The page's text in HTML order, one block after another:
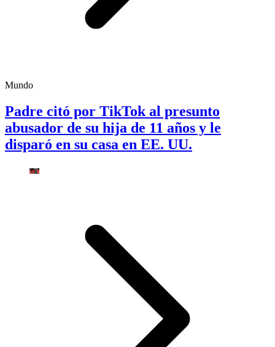
Mundo
Padre citó por TikTok al presunto
abusador de su hija de 11 años y le
disparó en su casa en EE. UU.